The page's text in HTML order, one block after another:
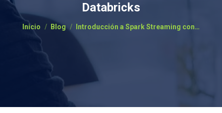
Databricks
Estás aquí:
Inicio Blog Introducción a Spark Streaming con…